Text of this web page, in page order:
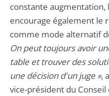
constante augmentation,
encourage également le
comme mode alternatif
On peut toujours avoir
table et trouver des
une décision d'un juge »,
vice-président du Conseil